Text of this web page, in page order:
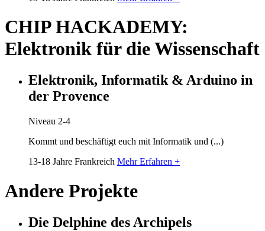
CHIP HACKADEMY:
Elektronik für die Wissenschaft
Elektronik, Informatik & Arduino in
der Provence
Niveau 2-4
Kommt und beschäftigt euch mit Informatik und (...)
13-18 Jahre Frankreich Mehr Erfahren +
Andere Projekte
Die Delphine des Archipels